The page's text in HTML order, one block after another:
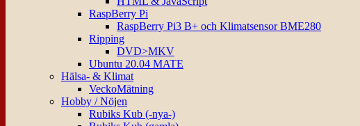
RaspBerry Pi
RaspBerry Pi3 B+ och Klimatsensor BME280
Ripping
DVD>MKV
Ubuntu 20.04 MATE
Hälsa- & Klimat
VeckoMätning
Hobby / Nöjen
Rubiks Kub (-nya-)